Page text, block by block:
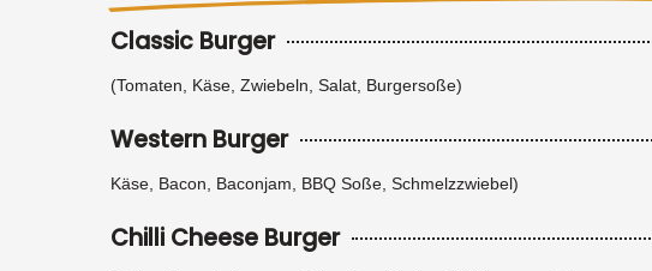
Classic Burger
(Tomaten, Käse, Zwiebeln, Salat, Burgersoße)
Western Burger
Käse, Bacon, Baconjam, BBQ Soße, Schmelzzwiebel)
Chilli Cheese Burger